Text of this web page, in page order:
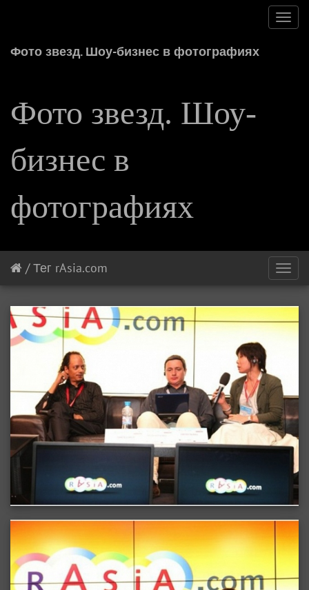
Фото звезд. Шоу-бизнес в фотографиях
Фото звезд. Шоу-
бизнес в
фотографиях
/Тег rAsia.com